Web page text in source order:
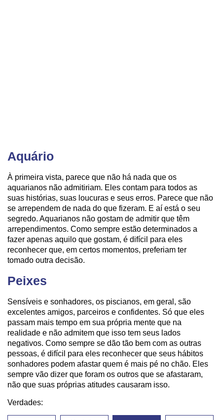
Aquário
À primeira vista, parece que não há nada que os
aquarianos não admitiriam. Eles contam para todos as
suas histórias, suas loucuras e seus erros. Parece que não
se arrependem de nada do que fizeram. E aí está o seu
segredo. Aquarianos não gostam de admitir que têm
arrependimentos. Como sempre estão determinados a
fazer apenas aquilo que gostam, é difícil para eles
reconhecer que, em certos momentos, preferiam ter
tomado outra decisão.
Peixes
Sensíveis e sonhadores, os piscianos, em geral, são
excelentes amigos, parceiros e confidentes. Só que eles
passam mais tempo em sua própria mente que na
realidade e não admitem que isso tem seus lados
negativos. Como sempre se dão tão bem com as outras
pessoas, é difícil para eles reconhecer que seus hábitos
sonhadores podem afastar quem é mais pé no chão. Eles
sempre vão dizer que foram os outros que se afastaram,
não que suas próprias atitudes causaram isso.
Verdades: